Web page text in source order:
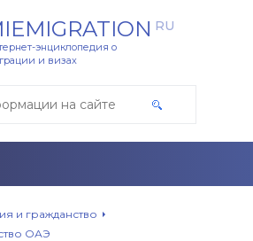
RU
энциклопедия о
и визах
и гражданство
ОАЭ